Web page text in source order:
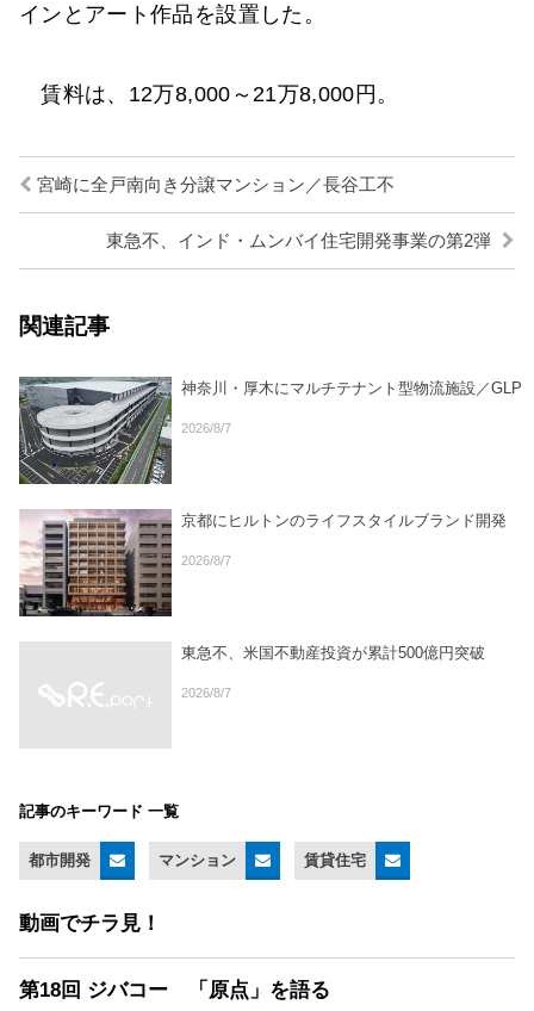
インとアート作品を設置した。
賃料は、12万8,000～21万8,000円。
宮崎に全戸南向き分譲マンション／長谷工不
東急不、インド・ムンバイ住宅開発事業の第2弾
関連記事
神奈川・厚木にマルチテナント型物流施設／GLP
2026/8/7
京都にヒルトンのライフスタイルブランド開発
2026/8/7
東急不、米国不動産投資が累計500億円突破
2026/8/7
記事のキーワード 一覧
都市開発 マンション 賃貸住宅
動画でチラ見！
第18回 ジバコー 「原点」を語る